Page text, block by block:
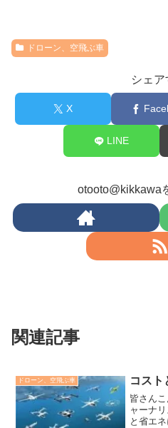
ドローン、空飛ぶ車
シェア
X
LINE
otooto@kikkawa
関連記事
ドローン、空飛ぶ車 コスト
皆さん
ャーナ
と省エ